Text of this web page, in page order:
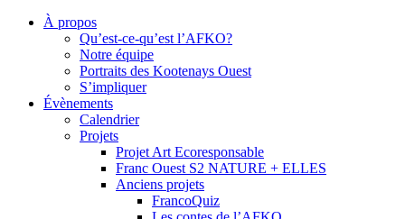
À propos
Qu’est-ce-qu’est l’AFKO?
Notre équipe
Portraits des Kootenays Ouest
S’impliquer
Évènements
Calendrier
Projets
Projet Art Ecoresponsable
Franc Ouest S2 NATURE + ELLES
Anciens projets
FrancoQuiz